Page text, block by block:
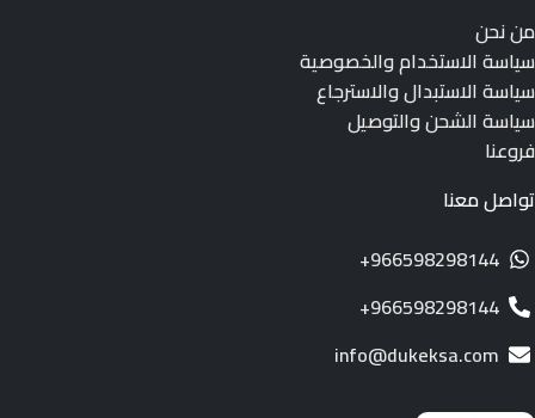
من نحن
سياسة الاستخدام والخصوصية
سياسة الاستبدال والاسترجاع
سياسة الشحن والتوصيل
فروعنا
تواصل معنا
966598298144+
966598298144+
info@dukeksa.com